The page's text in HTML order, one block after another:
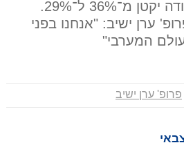
ב־65%. מנגד, שיעור החילונים בגיל עבודה יקטן מ־36% ל־29%.
ערן ישיב: "אנחנו בפני
המערבי"
פרופ' ערן ישיב